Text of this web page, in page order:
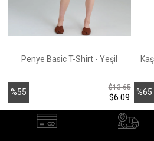
Penye Basic T-Shirt - Yeşil
%55
İndirim
$6.09
$13.65 %65